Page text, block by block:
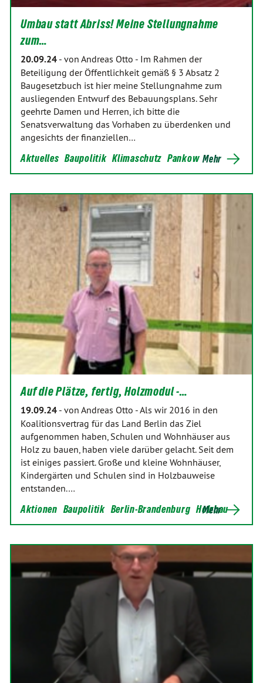
Umbau statt Abriss! Meine Stellungnahme
zum…
20.09.24 - von Andreas Otto - Im Rahmen der
Beteiligung der Öffentlichkeit gemäß § 3 Absatz 2
Baugesetzbuch ist hier meine Stellungnahme zum
ausliegenden Entwurf des Bebauungsplans. Sehr
geehrte Damen und Herren, ich bitte die
Senatsverwaltung das Vorhaben zu überdenken und
angesichts der finanziellen…
Aktuelles Baupolitik Klimaschutz Pankow Mehr
Auf die Plätze, fertig, Holzmodul -…
19.09.24 - von Andreas Otto -Als wir 2016 in den
Koalitionsvertrag für das Land Berlin das Ziel
aufgenommen haben, Schulen und Wohnhäuser aus
Holz zu bauen, haben viele darüber gelacht. Seit dem
ist einiges passiert. Große und kleine Wohnhäuser,
Kindergärten und Schulen sind in Holzbauweise
entstanden.…
Aktionen Baupolitik Berlin-Brandenburg Holzbau
Mehr